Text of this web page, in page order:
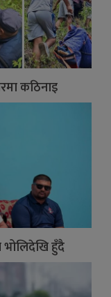
कठिनाइ
भोलिदेखि हुँदै